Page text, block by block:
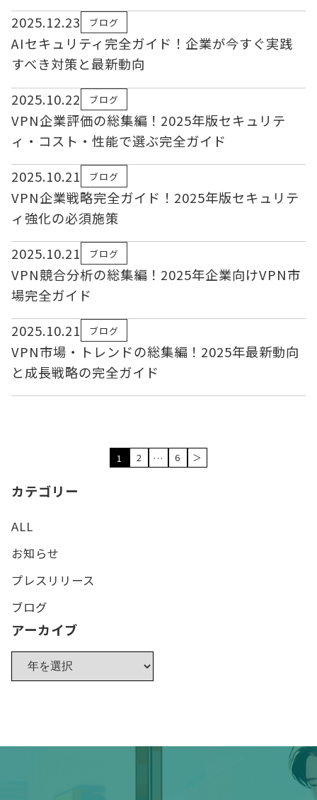
2025.12.23
ブログ
AIセキュリティ完全ガイド！企業が今すぐ実践
すべき対策と最新動向
2025.10.22
ブログ
VPN企業評価の総集編！2025年版セキュリテ
ィ・コスト・性能で選ぶ完全ガイド
2025.10.21
ブログ
VPN企業戦略完全ガイド！2025年版セキュリテ
ィ強化の必須施策
2025.10.21
ブログ
VPN競合分析の総集編！2025年企業向けVPN市
場完全ガイド
2025.10.21
ブログ
VPN市場・トレンドの総集編！2025年最新動向
と成長戦略の完全ガイド
1 2 … 6 ＞
カテゴリー
ALL
お知らせ
プレスリリース
ブログ
アーカイブ